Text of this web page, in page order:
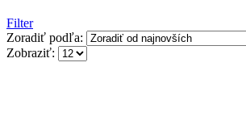
Filter
Zoradiť podľa:
Zobraziť: